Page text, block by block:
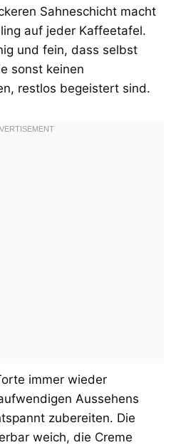
Sahneschicht macht
auf jeder Kaffeetafel.
und fein, dass selbst
sonst keinen
restlos begeistert sind.
immer wieder
Aussehens
zubereiten. Die
weich, die Creme